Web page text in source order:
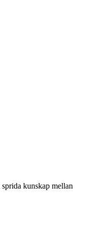
kunskap mellan